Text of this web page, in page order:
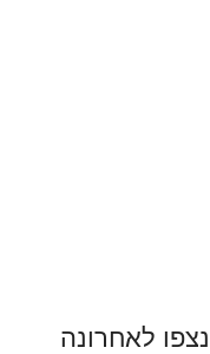
נצפו לאחרונה